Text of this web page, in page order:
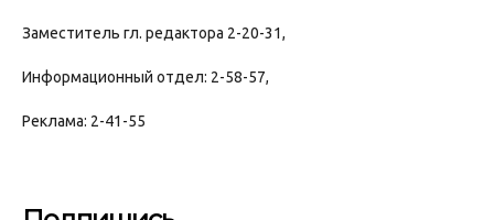
Заместитель гл. редактора 2-20-31,
Информационный отдел: 2-58-57,
Реклама: 2-41-55